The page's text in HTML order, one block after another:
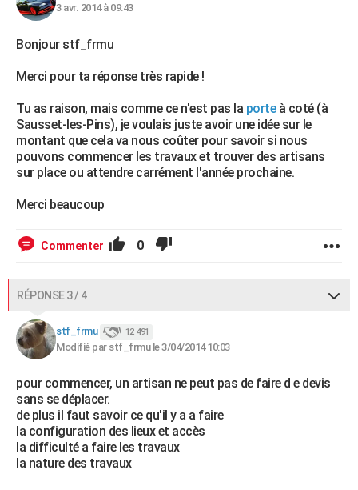
3 avr. 2014 à 09:43
Bonjour stf_frmu
Merci pour ta réponse très rapide !
Tu as raison, mais comme ce n'est pas la porteà coté (à
Sausset-les-Pins), je voulais juste avoir une idée sur le
montant que cela va nous coûter pour savoir si nous
pouvons commencer les travaux et trouver des artisans
sur place ou attendre carrément l'année prochaine.
Merci beaucoup
Commenter 0
RÉPONSE 3 / 4
stf_frmu 12 491
Modifié par stf_frmu le 3/04/2014 10:03
pour commencer, un artisan ne peut pas de faire d e devis
sans se déplacer.
de plus il faut savoir ce qu'il y a a faire
la configuration des lieux et accès
la difficulté a faire les travaux
la nature des travaux